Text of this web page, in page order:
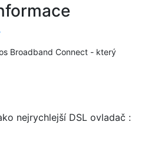
Broadband Connect - který
nejrychlejší DSL ovladač :